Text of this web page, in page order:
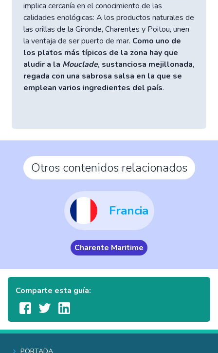
implica cercanía en el conocimiento de las
calidades enológicas: A los productos naturales de
las orillas de la Gironde, Charentes y Poitou, unen
la ventaja de ser puerto de mar. Como uno de
los platos más típicos de la zona hay que
aludir a la Mouclade, sustanciosa mejillonada,
regada con una sabrosa salsa en la que se
emplean varios ingredientes del país.
Otros contenidos relacionados
Francia
Charente Maritime
Comparte esta guía:
Portada